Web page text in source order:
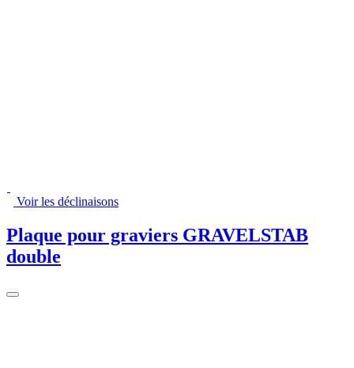
Voir les déclinaisons
Plaque pour graviers GRAVELSTAB
double